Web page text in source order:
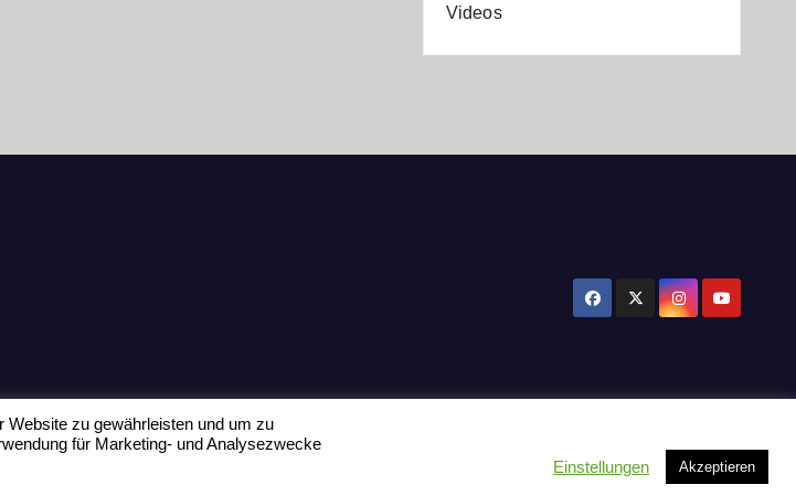
Videos
Impressum
Website zu gewährleisten und um zu
für Marketing- und Analysezwecke
Einstellungen Akzeptieren